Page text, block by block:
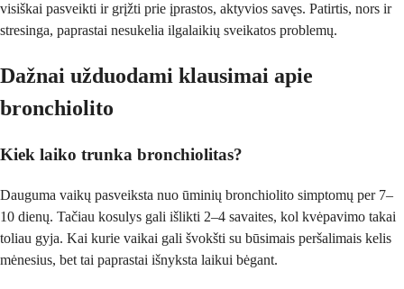
visiškai pasveikti ir grįžti prie įprastos, aktyvios savęs. Patirtis, nors ir
stresinga, paprastai nesukelia ilgalaikių sveikatos problemų.
Dažnai užduodami klausimai apie
bronchiolito
Kiek laiko trunka bronchiolitas?
Dauguma vaikų pasveiksta nuo ūminių bronchiolito simptomų per 7–
10 dienų. Tačiau kosulys gali išlikti 2–4 savaites, kol kvėpavimo takai
toliau gyja. Kai kurie vaikai gali švokšti su būsimais peršalimais kelis
mėnesius, bet tai paprastai išnyksta laikui bėgant.